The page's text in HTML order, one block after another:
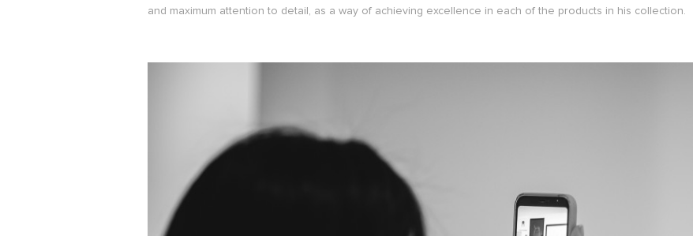
and maximum attention to detail, as a way of achieving excellence in each of the products in his collection.